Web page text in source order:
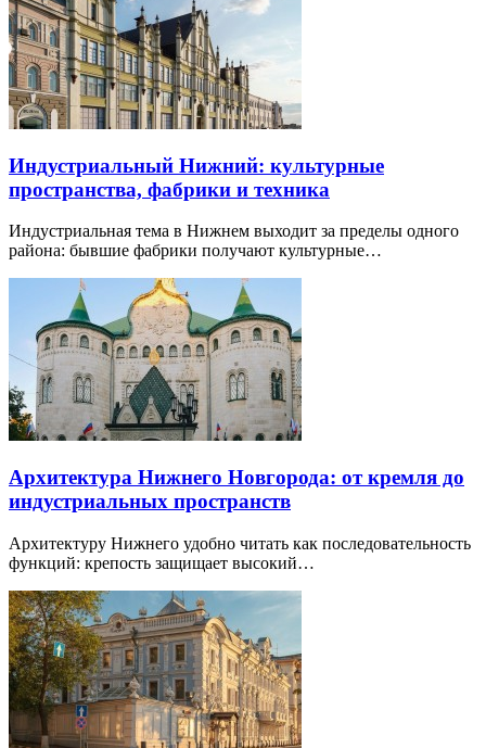
Индустриальный Нижний: культурные
пространства, фабрики и техника
Индустриальная тема в Нижнем выходит за пределы одного
района: бывшие фабрики получают культурные…
Архитектура Нижнего Новгорода: от кремля до
индустриальных пространств
Архитектуру Нижнего удобно читать как последовательность
функций: крепость защищает высокий…